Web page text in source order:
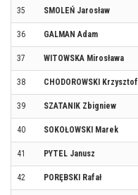
35 SMOLEŃ Jarosław
36 GALMAN Adam
37 WITOWSKA Mirosława
38 CHODOROWSKI Krzysztof
39 SZATANIK Zbigniew
40 SOKOŁOWSKI Marek
41 PYTEL Janusz
42 PORĘBSKI Rafał